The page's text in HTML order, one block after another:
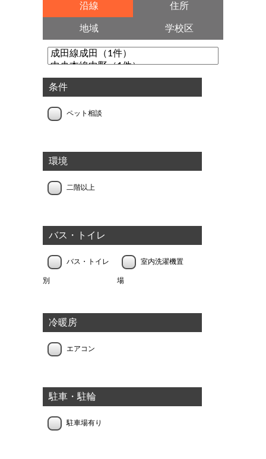
沿線 住所
地域 学校区
条件
ペット相談
環境
二階以上
バス・トイレ
バス・トイレ
別
室内洗濯機置
場
冷暖房
エアコン
駐車・駐輪
駐車場有り